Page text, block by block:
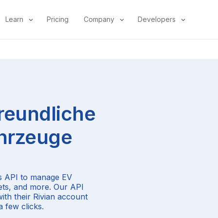
Learn Pricing Company Developers
API to manage EV
and more. Our API
their Rivian account
few clicks.